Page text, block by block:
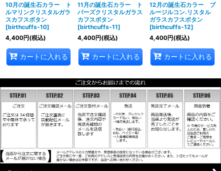
10月の誕生石カラー ト
ルマリンクリスタルガラ
スカフスボタン
[birthcuffs-10]
4,400円(税込)
カートに入れる
11月の誕生石カラー ト
パーズクリスタルガラス
カフスボタン
[birthcuffs-11]
4,400円(税込)
カートに入れる
12月の誕生石カラー ブ
ルージルコン.リスタル
ガラスカフスボタン
[birthcuffs-12]
4,400円(税込)
カートに入れる